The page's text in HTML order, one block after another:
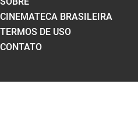
CINEMATECA BRASILEIRA
TERMOS DE USO
CONTATO